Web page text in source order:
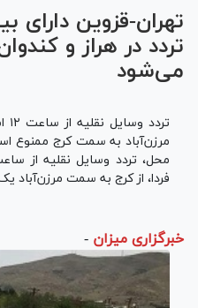
تهران-قزوین دارای
تردد در هراز و
می‌شود
مرزن‌آباد به سمت کرج ممنوع
فردا، از کرج به سمت مرزن‌آباد
خبرگزاری میزان -